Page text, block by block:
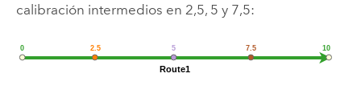
calibración intermedios en 2,5, 5 y 7,5: